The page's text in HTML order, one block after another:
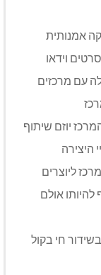
אמנותית
וידאו
עם מרכזים
יוזם שיתוף
היצירה
ליוצרים
אולם
חי בקול